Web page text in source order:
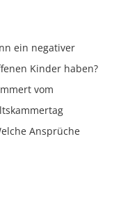
ein negativer
Kinder haben?
vom
Ansprüche